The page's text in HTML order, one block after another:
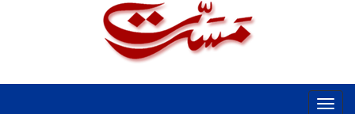
Toggle